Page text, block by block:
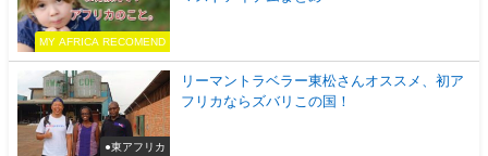
MY AFRICA RECOMEND
●東アフリカ
リーマントラベラー東松さんオススメ、初ア
フリカならズバリこの国！